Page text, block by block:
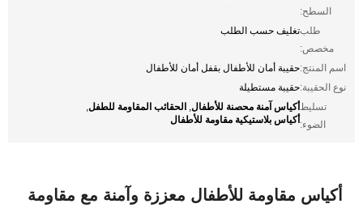
السطح:
طلب
مخصص:
تغليف حسب الطلب
اسم المنتج:حقيبة أمان للأطفال بقفل أمان للأطفال
نوع الحقيبة:حقيبة مستطيلة
تسليط
الضوء:
أكياس آمنة محصنة للأطفال, الحقائب المقاومة للطفل,
أكياس بلاستيكية مقاومة للأطفال
أكياس مقاومة للأطفال معززة وآمنة مع مقاومة